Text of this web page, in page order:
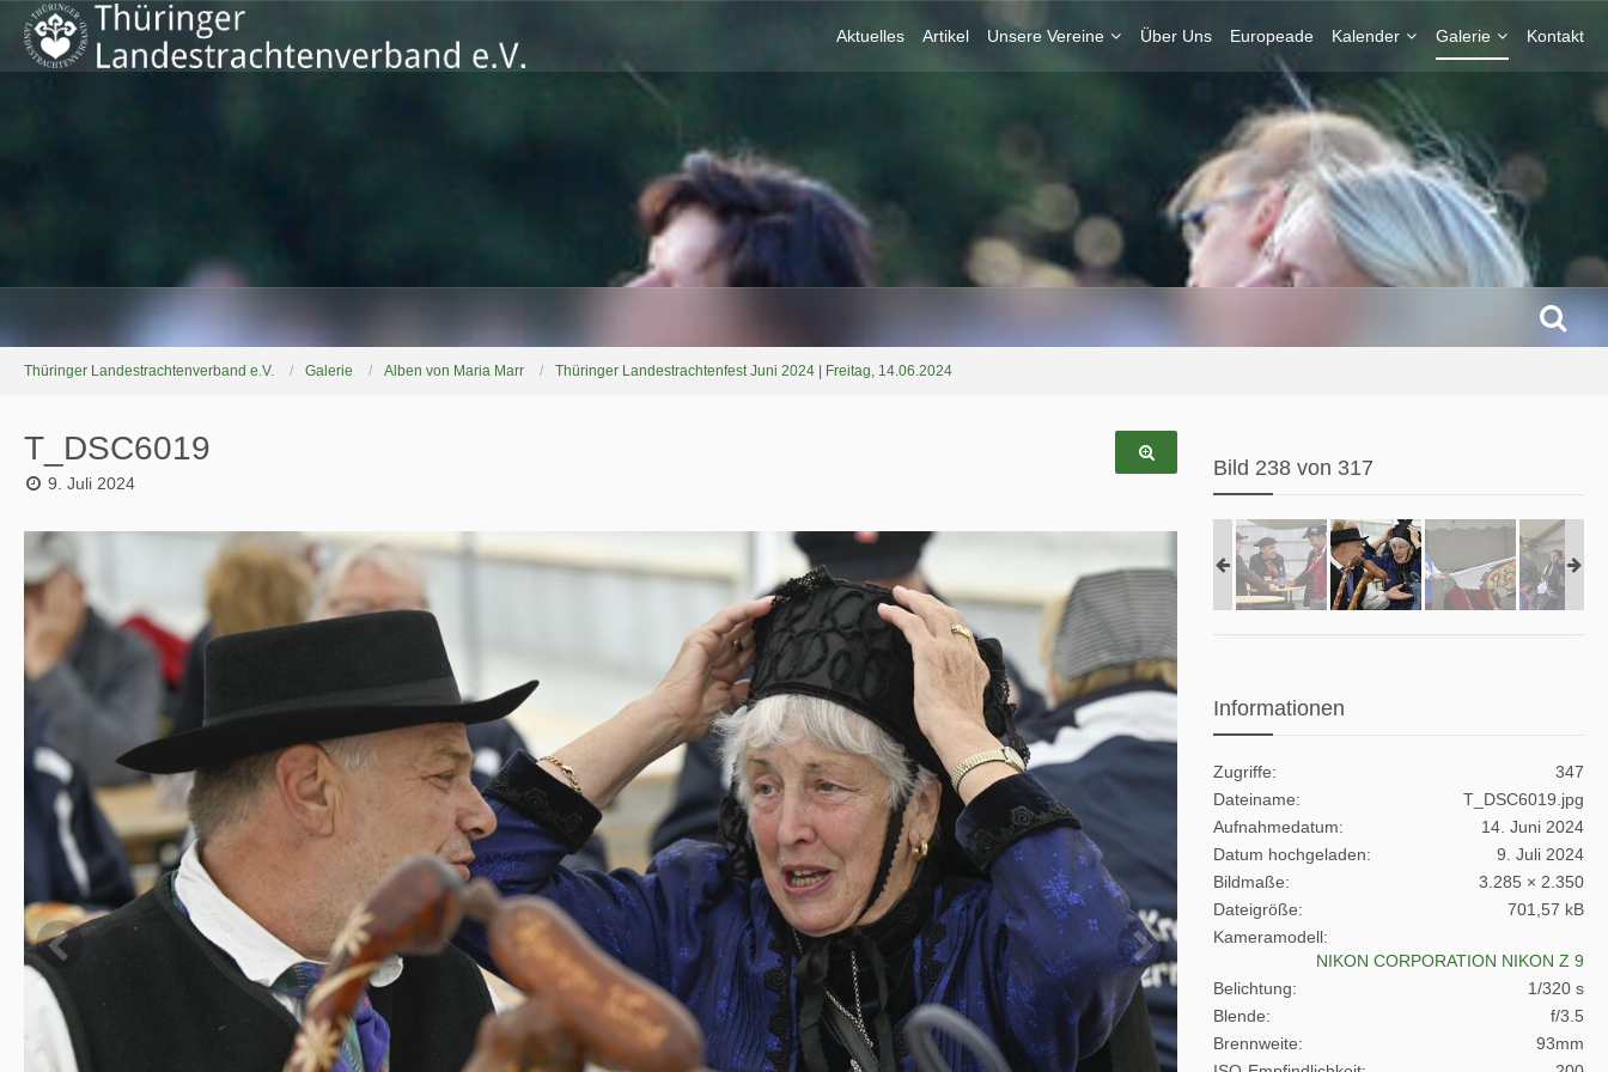
Aktuelles Artikel Unsere Vereine Über Uns Europeade Kalender Galerie Kontakt
Thüringer Landestrachtenverband e.V. Galerie Alben von Maria Marr Thüringer Landestrachtenfest Juni 2024 | Freitag, 14.06.2024
T_DSC6019
9. Juli 2024
Bild 238 von 317
Informationen
Zugriffe
347
Dateiname
T_DSC6019.jpg
Aufnahmedatum
14. Juni 2024
Datum hochgeladen
9. Juli 2024
Bildmaße
3.285 × 2.350
Dateigröße
701,57 kB
Kameramodell
NIKON CORPORATION NIKON Z 9
Belichtung
1/320 s
Blende
f/3.5
Brennweite
93mm